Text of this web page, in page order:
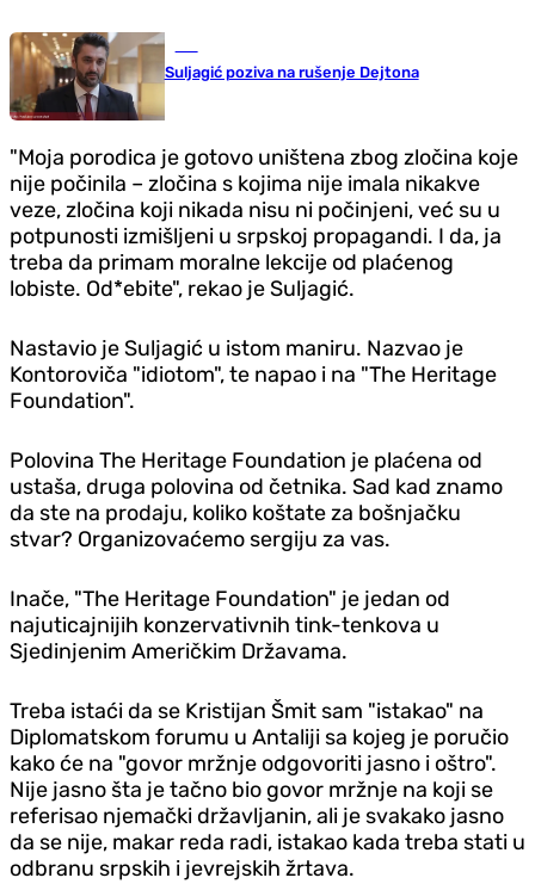
Suljagić poziva na rušenje Dejtona
"Moja porodica je gotovo uništena zbog zločina koje
nije počinila – zločina s kojima nije imala nikakve
veze, zločina koji nikada nisu ni počinjeni, već su u
potpunosti izmišljeni u srpskoj propagandi. I da, ja
treba da primam moralne lekcije od plaćenog
lobiste. Od*ebite", rekao je Suljagić.
Nastavio je Suljagić u istom maniru. Nazvao je
Kontoroviča "idiotom", te napao i na "The Heritage
Foundation".
Polovina The Heritage Foundation je plaćena od
ustaša, druga polovina od četnika. Sad kad znamo
da ste na prodaju, koliko koštate za bošnjačku
stvar? Organizovaćemo sergiju za vas.
Inače, "The Heritage Foundation" je jedan od
najuticajnijih konzervativnih tink-tenkova u
Sjedinjenim Američkim Državama.
Treba istaći da se Kristijan Šmit sam "istakao" na
Diplomatskom forumu u Antaliji sa kojeg je poručio
kako će na "govor mržnje odgovoriti jasno i oštro".
Nije jasno šta je tačno bio govor mržnje na koji se
referisao njemački državljanin, ali je svakako jasno
da se nije, makar reda radi, istakao kada treba stati u
odbranu srpskih i jevrejskih žrtava.